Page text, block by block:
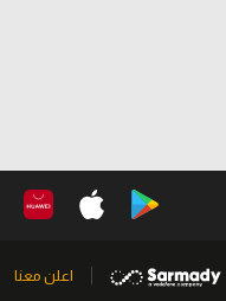
اعلن معنا